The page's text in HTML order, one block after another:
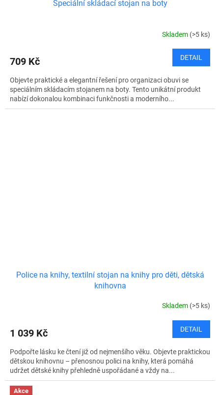
Speciální skládací stojan na boty
Skladem (>5 ks)
709 Kč DETAIL
Objevte praktické a elegantní řešení pro organizaci obuvi se
speciálním skládacím stojanem na boty. Tento unikátní produkt
nabízí dokonalou kombinaci funkčnosti a moderního...
Police na knihy, textilní stojan na knihy pro děti, dětská
knihovna
Skladem (>5 ks)
1 039 Kč DETAIL
Podpořte lásku ke čtení již od nejmenšího věku. Objevte praktickou
dětskou knihovnu – přenosnou polici na knihy, která pomáhá
udržet dětské knihy přehledně uspořádané a vždy na...
Akce